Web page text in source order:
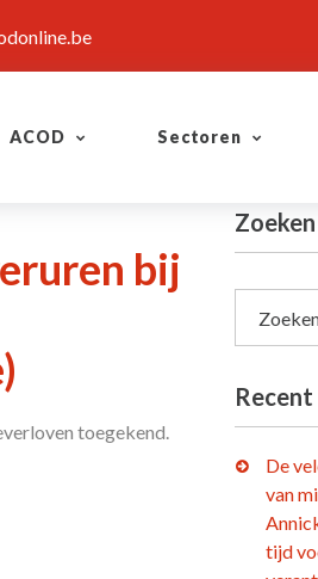
ACOD Sectoren
bij
toegekend.
De
van
tijd